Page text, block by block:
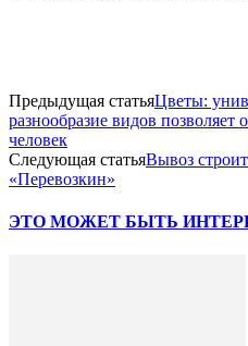
Предыдущая статьяЦветы:
разнообразие видов позволяет
человек
Следующая статьяВывоз
«Перевозкин»
ЭТО МОЖЕТ БЫТЬ